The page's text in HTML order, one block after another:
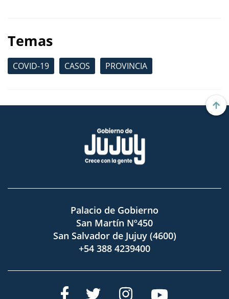
Temas
COVID-19 CASOS PROVINCIA
Palacio de Gobierno
San Martín Nº450
San Salvador de Jujuy (4600)
+54 388 4239400